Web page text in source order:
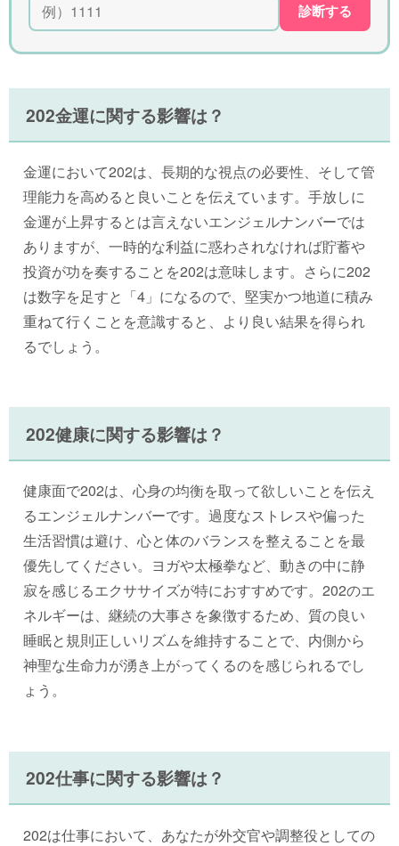
診断する
202金運に関する影響は？
金運において202は、長期的な視点の必要性、そして管
理能力を高めると良いことを伝えています。手放しに
金運が上昇するとは言えないエンジェルナンバーでは
ありますが、一時的な利益に惑わされなければ貯蓄や
投資が功を奏することを202は意味します。さらに202
は数字を足すと「4」になるので、堅実かつ地道に積み
重ねて行くことを意識すると、より良い結果を得られ
るでしょう。
202健康に関する影響は？
健康面で202は、心身の均衡を取って欲しいことを伝え
るエンジェルナンバーです。過度なストレスや偏った
生活習慣は避け、心と体のバランスを整えることを最
優先してください。ヨガや太極拳など、動きの中に静
寂を感じるエクササイズが特におすすめです。202のエ
ネルギーは、継続の大事さを象徴するため、質の良い
睡眠と規則正しいリズムを維持することで、内側から
神聖な生命力が湧き上がってくるのを感じられるでし
ょう。
202仕事に関する影響は？
202は仕事において、あなたが外交官や調整役としての